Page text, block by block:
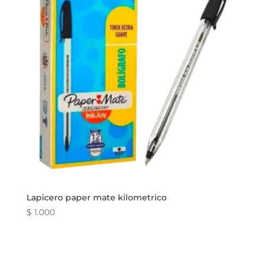
Lapicero paper mate kilometrico
$ 1.000